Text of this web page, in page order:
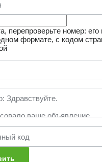
перепроверьте номер: его
формате, с кодом